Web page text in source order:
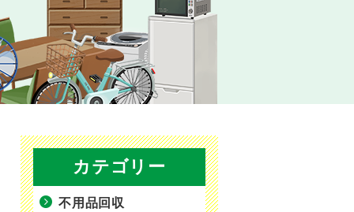
カテゴリー
不用品回収